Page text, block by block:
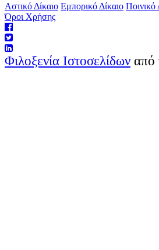
Αστικό Δίκαιο Εμπορικό Δίκαιο Ποινικό
Όροι Χρήσης
Φιλοξενία Ιστοσελίδων από